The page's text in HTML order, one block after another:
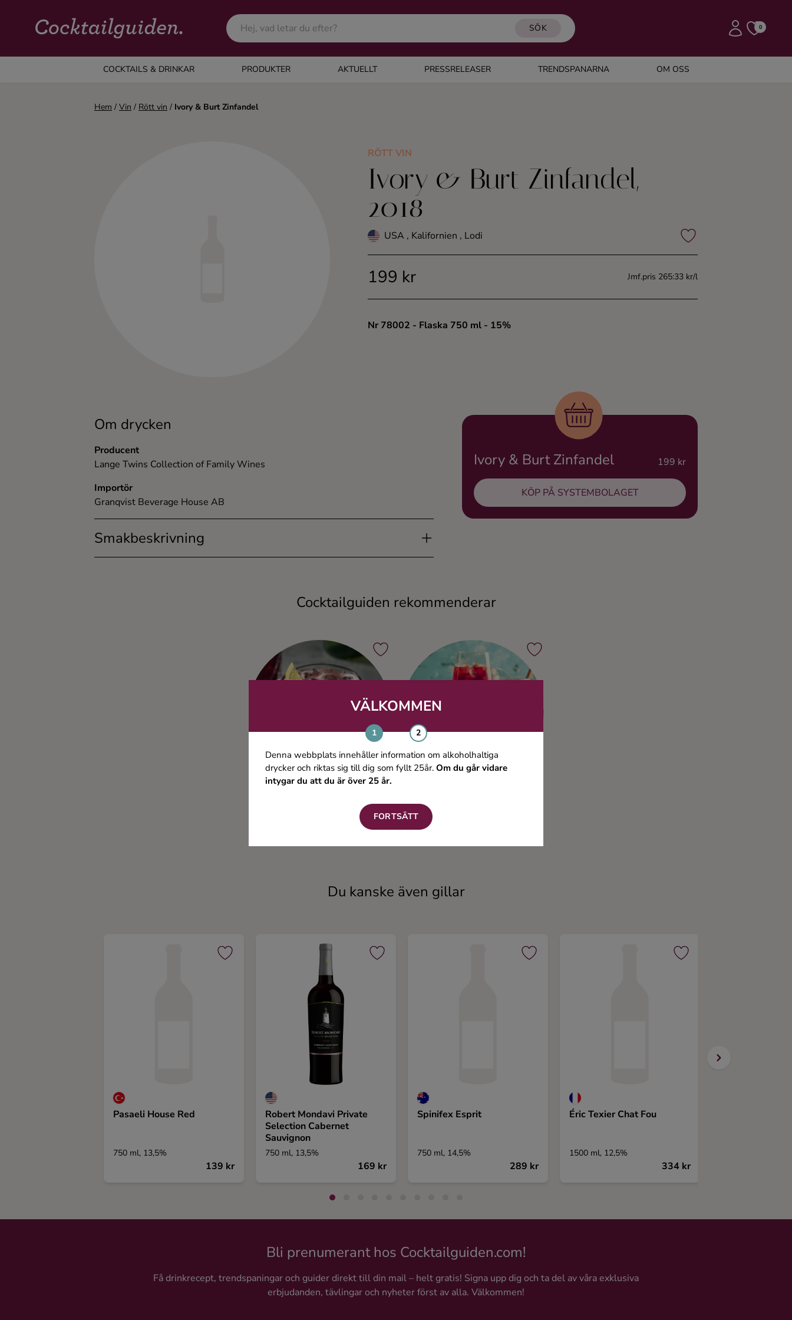
SÖK 0
COCKTAILS & DRINKAR PRODUKTER AKTUELLT PRESSRELEASER TRENDSPANARNA OM OSS
COCKTAILS & DRINKAR
Alla cocktails & drinkar
VÄLKOMMEN
Denna webbplats innehåller information om alkoholhaltiga
drycker och riktas sig till dig som fyllt 25år. Om du går vidare
intygar du att du är över 25 år.
FORTSÄTT
Hem / Vin / Rött vin / Ivory & Burt Zinfandel
RÖTT VIN
Ivory & Burt Zinfandel,
2018
USA , Kalifornien , Lodi
199 kr Jmf.pris 265:33 kr/l
Nr 78002 - Flaska 750 ml - 15%
Om drycken
Producent
Lange Twins Collection of Family Wines
Importör
Granqvist Beverage House AB
Smakbeskrivning
Ivory & Burt Zinfandel 199 kr
KÖP PÅ SYSTEMBOLAGET
Cocktailguiden rekommenderar
Du kanske även gillar
Pasaeli House Red
750 ml, 13,5%
139 kr
Robert Mondavi Private
Selection Cabernet
Sauvignon
750 ml, 13,5%
169 kr
Spinifex Esprit
750 ml, 14,5%
289 kr
Éric Texier Chat Fou
1500 ml, 12,5%
334 kr
Bli prenumerant hos Cocktailguiden.com!
Få drinkrecept, trendspaningar och guider direkt till din mail – helt gratis! Signa upp dig och ta del av våra exklusiva
erbjudanden, tävlingar och nyheter först av alla. Välkommen!